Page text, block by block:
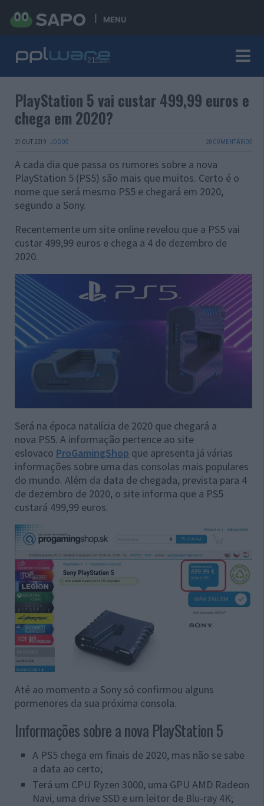
MENU
PlayStation 5 vai custar 499,99 euros e
chega em 2020?
21 OUT 2019 · JOGOS 28 COMENTÁRIOS
A cada dia que passa os rumores sobre a nova
PlayStation 5 (PS5) são mais que muitos. Certo é o
nome que será mesmo PS5 e chegará em 2020,
segundo a Sony.
Recentemente um site online revelou que a PS5 vai
custar 499,99 euros e chega a 4 de dezembro de
2020.
Será na época natalícia de 2020 que chegará a
nova PS5. A informação pertence ao site
eslovaco ProGamingShop que apresenta já várias
informações sobre uma das consolas mais populares
do mundo. Além da data de chegada, prevista para 4
de dezembro de 2020, o site informa que a PS5
custará 499,99 euros.
Até ao momento a Sony só confirmou alguns
pormenores da sua próxima consola.
Informações sobre a nova PlayStation 5
A PS5 chega em finais de 2020, mas não se sabe
a data ao certo;
Terá um CPU Ryzen 3000, uma GPU AMD Radeon
Navi, uma drive SSD e um leitor de Blu-ray 4K;